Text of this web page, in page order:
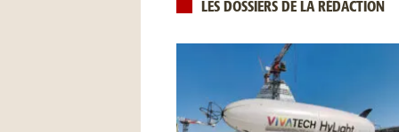
LES DOSSIERS DE LA RÉDACTION